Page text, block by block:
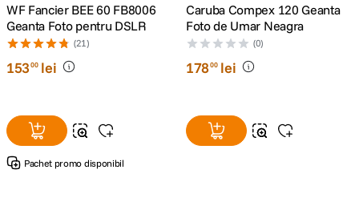
9. dji mic mini
10 . dji osmo
WF Fancier BEE 60 FB8006
Geanta Foto pentru DSLR
(21)
15300 lei
Pachet promo disponibil
Caruba Compex 120 Geanta
Foto de Umar Neagra
(0)
17800 lei